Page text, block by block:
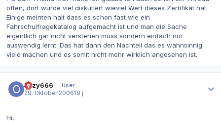
offen, dort wurde viel diskutiert wieviel Wert dieses Zertifikat hat.
Einige meinten halt dass es schon fast wie ein
Fahrschulfragekatalog aufgemacht ist und man die Sache
eigentlich gar nicht verstehen muss sondern einfach nur
auswendig lernt. Das hat dann den Nachteil das es wahnsinnig
viele machen und es somit nicht mehr wirklich angesehen ist.
ozzy666
User
29. Oktober 200619 j
Hi,